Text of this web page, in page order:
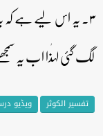
۳۔ یہ اس لیے ہے کہ
لگ گئی لہٰذا اب یہ
تفسیر الکوثر ویڈیو